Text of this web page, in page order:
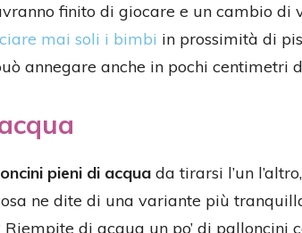
finito di giocare e un cambio di
mai soli i bimbi in prossimità di
annegare anche in pochi centimetri
pieni di acqua da tirarsi l’un
ne dite di una variante più
di acqua un po’ di palloncini